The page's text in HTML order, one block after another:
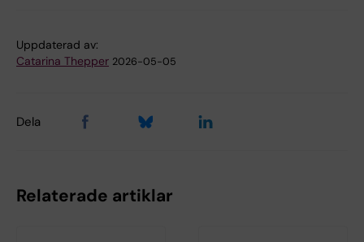
Uppdaterad av:
Catarina Thepper 2026-05-05
Dela
Relaterade artiklar